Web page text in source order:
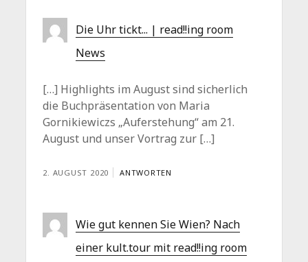
Die Uhr tickt... | read!!ing room
News
[…] Highlights im August sind sicherlich
die Buchpräsentation von Maria
Gornikiewiczs „Auferstehung“ am 21.
August und unser Vortrag zur […]
2. AUGUST 2020 ANTWORTEN
Wie gut kennen Sie Wien? Nach
einer kult.tour mit read!!ing room